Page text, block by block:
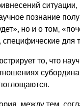
познание
но и о том,
для
то, что
между тем,